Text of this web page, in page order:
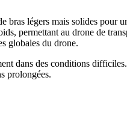
légers mais solides pour
permettant au drone de
globales du drone.
dans des conditions difficiles.
prolongées.